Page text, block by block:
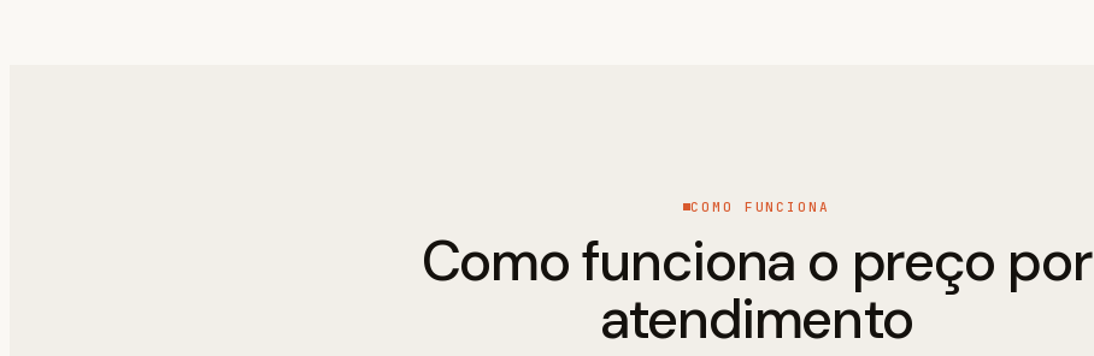
COMO FUNCIONA
Como funciona o preço por
atendimento